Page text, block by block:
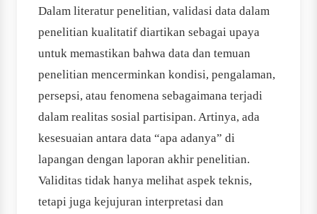
Dalam literatur penelitian, validasi data dalam
penelitian kualitatif diartikan sebagai upaya
untuk memastikan bahwa data dan temuan
penelitian mencerminkan kondisi, pengalaman,
persepsi, atau fenomena sebagaimana terjadi
dalam realitas sosial partisipan. Artinya, ada
kesesuaian antara data “apa adanya” di
lapangan dengan laporan akhir penelitian.
Validitas tidak hanya melihat aspek teknis,
tetapi juga kejujuran interpretasi dan